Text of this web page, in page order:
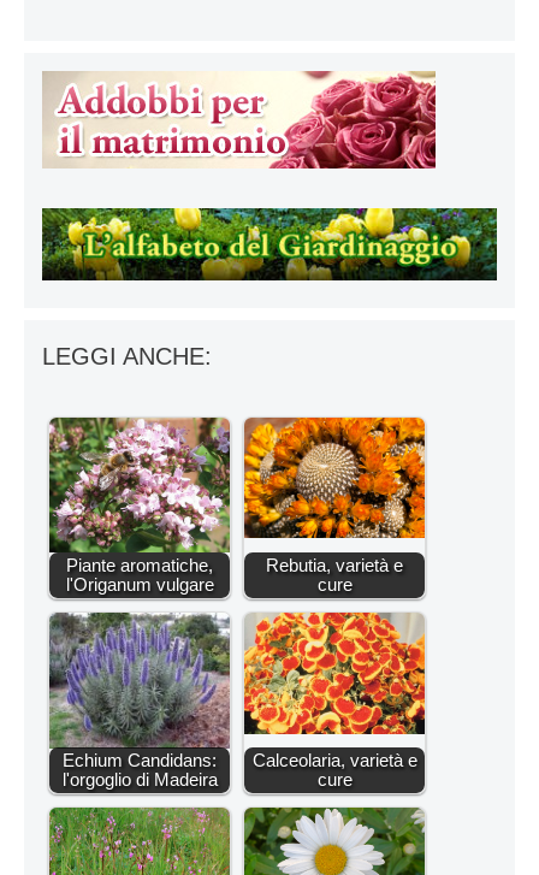
LEGGI ANCHE:
Piante aromatiche,
l'Origanum vulgare
Rebutia, varietà e
cure
Echium Candidans:
l'orgoglio di Madeira
Calceolaria, varietà e
cure